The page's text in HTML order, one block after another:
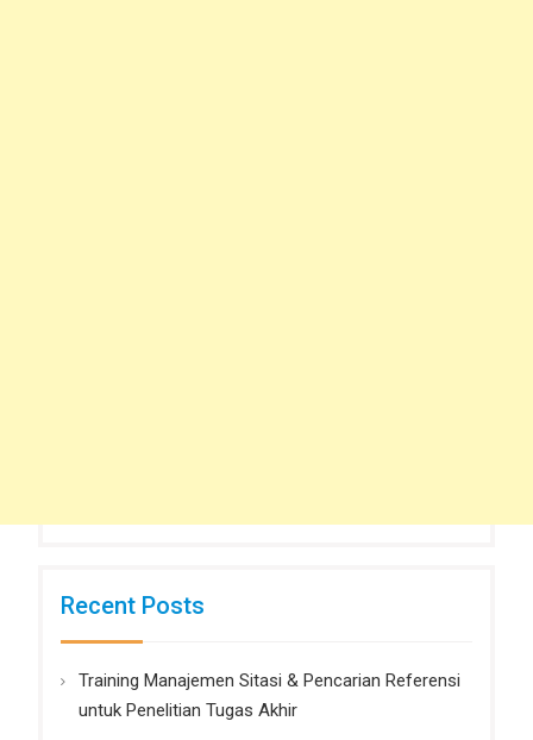
Recent Posts
Training Manajemen Sitasi & Pencarian Referensi
untuk Penelitian Tugas Akhir